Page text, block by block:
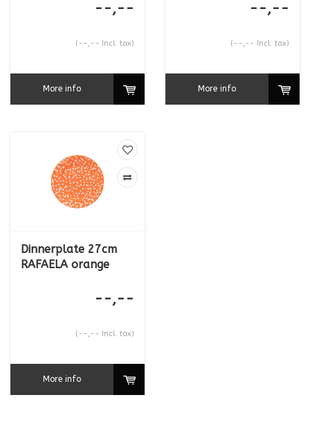
--,--
(--,-- Incl. tax)
More info
--,--
(--,-- Incl. tax)
More info
Dinnerplate 27cm
RAFAELA orange
--,--
(--,-- Incl. tax)
More info